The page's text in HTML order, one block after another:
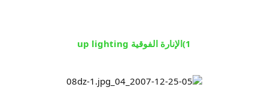
1)الإنارة الفوقية up lighting